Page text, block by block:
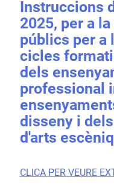
Instruccions
2025, per a
públics per a
cicles
dels
professional
disseny i
d'arts
CLICA PER VEURE